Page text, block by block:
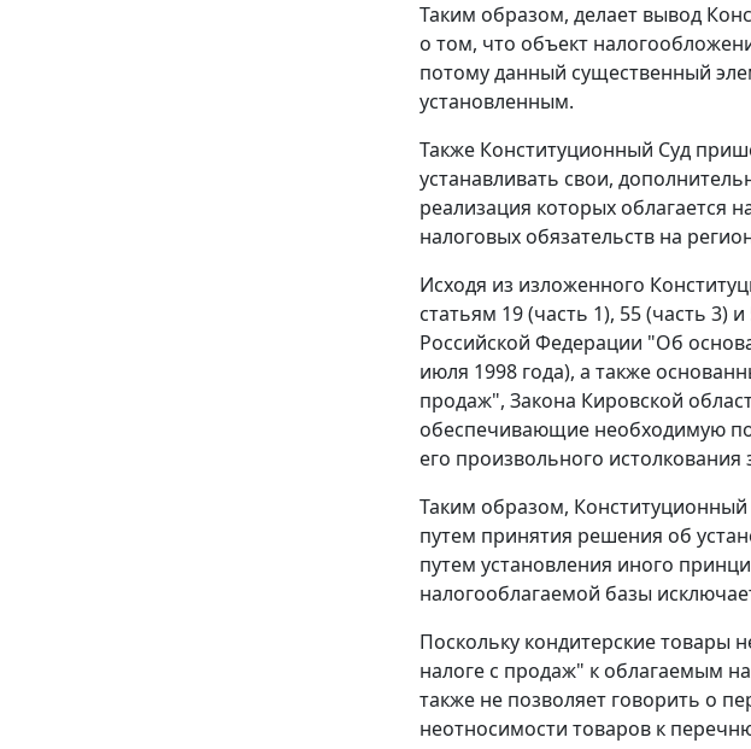
Таким образом, делает вывод
о том, что объект
потому данный существенный
установленным.
Также Конституционный Суд
устанавливать свои,
реализация которых облагается
налоговых обязательств на
Исходя из изложенного
статьям 19 (часть 1), 55 (часть 3) и
Российской Федерации "Об
июля 1998 года), а также
продаж", Закона Кировской
обеспечивающие необходимую
его произвольного
Таким образом,
путем принятия решения об
путем установления иного
налогооблагаемой базы
Поскольку кондитерские товары
налоге с продаж" к облагаемым
также не позволяет говорить о
неотносимости товаров к